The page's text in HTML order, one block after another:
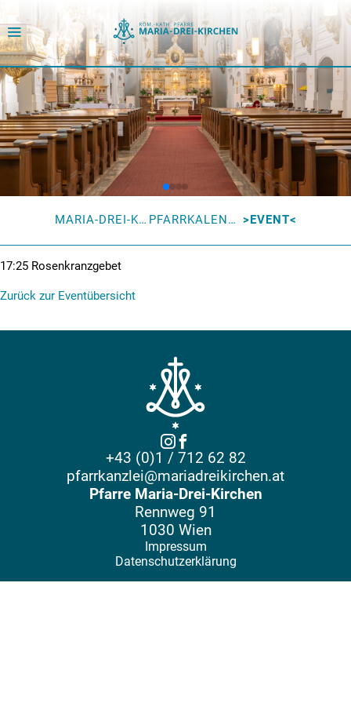
MARIA-DREI-KIRCHEN PFARRKALENDER EVENT
17:25 Rosenkranzgebet
Zurück zur Eventübersicht
+43 (0)1 / 712 62 82
pfarrkanzlei@mariadreikirchen.at
Pfarre Maria-Drei-Kirchen
Rennweg 91
1030 Wien
Impressum
Datenschutzerklärung